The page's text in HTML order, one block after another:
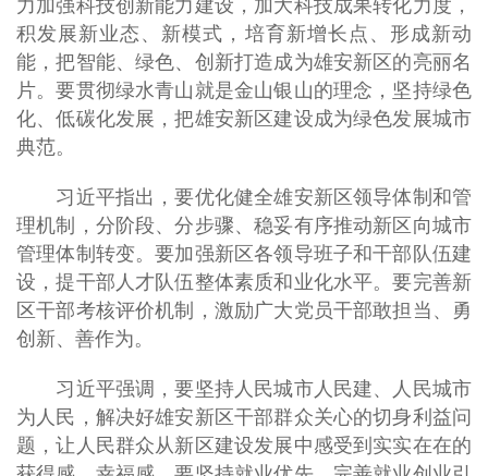
积发展新业态、新模式，培育新增长点、形成新动
能，把智能、绿色、创新打造成为雄安新区的亮丽名
片。要贯彻绿水青山就是金山银山的理念，坚持绿色
化、低碳化发展，把雄安新区建设成为绿色发展城市
典范。
习近平指出，要优化健全雄安新区领导体制和管
理机制，分阶段、分步骤、稳妥有序推动新区向城市
管理体制转变。要加强新区各领导班子和干部队伍建
设，提干部人才队伍整体素质和业化水平。要完善新
区干部考核评价机制，激励广大党员干部敢担当、勇
创新、善作为。
习近平强调，要坚持人民城市人民建、人民城市
为人民，解决好雄安新区干部群众关心的切身利益问
题，让人民群众从新区建设发展中感受到实实在在的